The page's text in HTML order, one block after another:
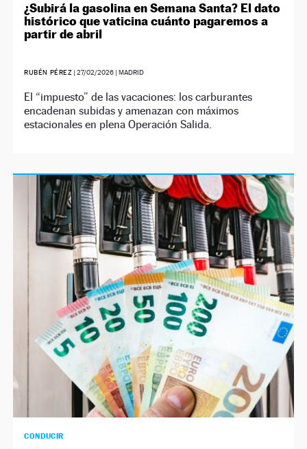
¿Subirá la gasolina en Semana Santa? El dato
histórico que vaticina cuánto pagaremos a
partir de abril
RUBÉN PÉREZ |27/02/2026 | MADRID
El “impuesto” de las vacaciones: los carburantes
encadenan subidas y amenazan con máximos
estacionales en plena Operación Salida.
CONDUCIR